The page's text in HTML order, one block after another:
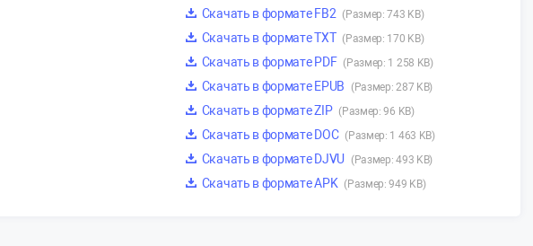
Скачать в формате FB2 (Размер: 743 KB)
Скачать в формате TXT (Размер: 170 KB)
Скачать в формате PDF (Размер: 1 258 KB)
Скачать в формате EPUB (Размер: 287 KB)
Скачать в формате ZIP (Размер: 96 KB)
Скачать в формате DOC (Размер: 1 463 KB)
Скачать в формате DJVU (Размер: 493 KB)
Скачать в формате APK (Размер: 949 KB)